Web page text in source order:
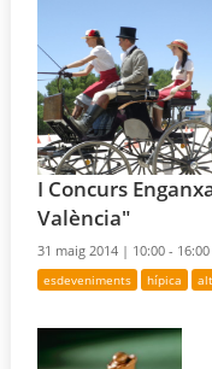
I Concurs
València"
31 maig 2014 | 10:00 -
esdeveniments hípica